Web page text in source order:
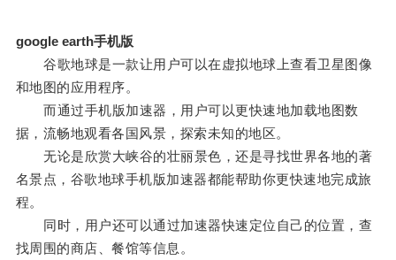
google earth手机版
谷歌地球是一款让用户可以在虚拟地球上查看卫星图像
和地图的应用程序。
而通过手机版加速器，用户可以更快速地加载地图数
据，流畅地观看各国风景，探索未知的地区。
无论是欣赏大峡谷的壮丽景色，还是寻找世界各地的著
名景点，谷歌地球手机版加速器都能帮助你更快速地完成旅
程。
同时，用户还可以通过加速器快速定位自己的位置，查
找周围的商店、餐馆等信息。